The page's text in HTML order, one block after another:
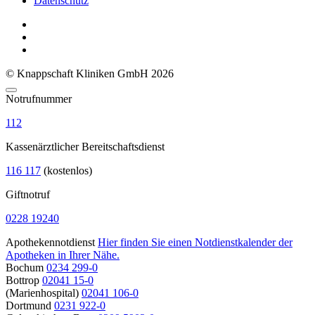
© Knappschaft Kliniken GmbH 2026
Notrufnummer
112
Kassenärztlicher Bereitschaftsdienst
116 117 (kostenlos)
Giftnotruf
0228 19240
Apothekennotdienst Hier finden Sie einen Notdienstkalender der
Apotheken in Ihrer Nähe.
Bochum 0234 299-0
Bottrop 02041 15-0
(Marienhospital) 02041 106-0
Dortmund 0231 922-0